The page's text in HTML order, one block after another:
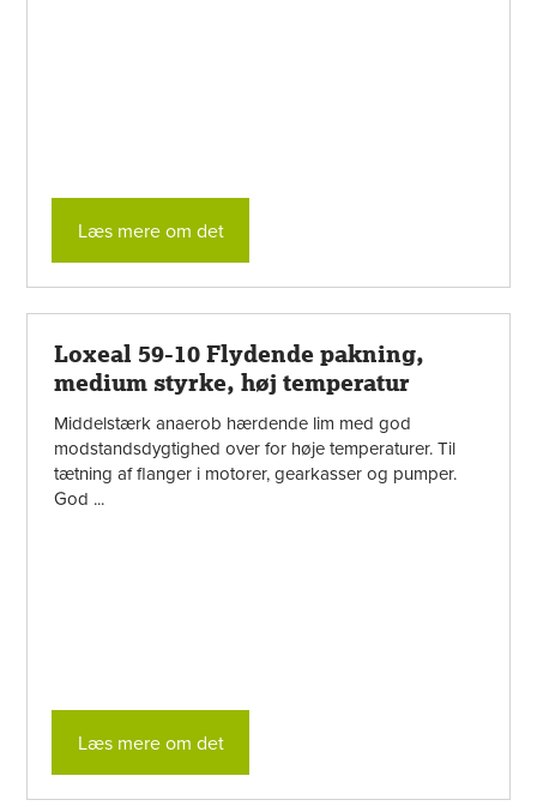
Læs mere om det
Loxeal 59-10 Flydende pakning,
medium styrke, høj temperatur
Middelstærk anaerob hærdende lim med god
modstandsdygtighed over for høje temperaturer. Til
tætning af flanger i motorer, gearkasser og pumper.
God ...
Læs mere om det